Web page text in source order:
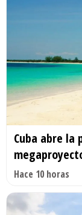
Cuba abre la
Hace 10 horas